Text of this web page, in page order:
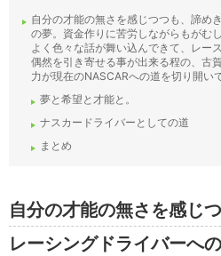
自分の才能の無さを感じつつも、諦め
の夢。資金作りに苦労しながらもがむ
よく色々な話が舞い込んできて、レー
偶然を引き寄せる事が出来る程の、古
力が現在のNASCARへの道を切り開い
夢と希望と才能と。
ナスカードライバーとしての道
まとめ
自分の才能の無さを感じ
レーシングドライバーへ